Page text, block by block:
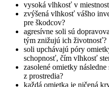
vysoká vlhkosť v
zvýšená vlhkosť vášho
pre škodcov?
agresívne soli sú
tým znižujú ich životnosť?
soli upchávajú póry
schopnosť, čím vlhkosť
zasolené omietky
z prostredia?
každá omietka je ničená